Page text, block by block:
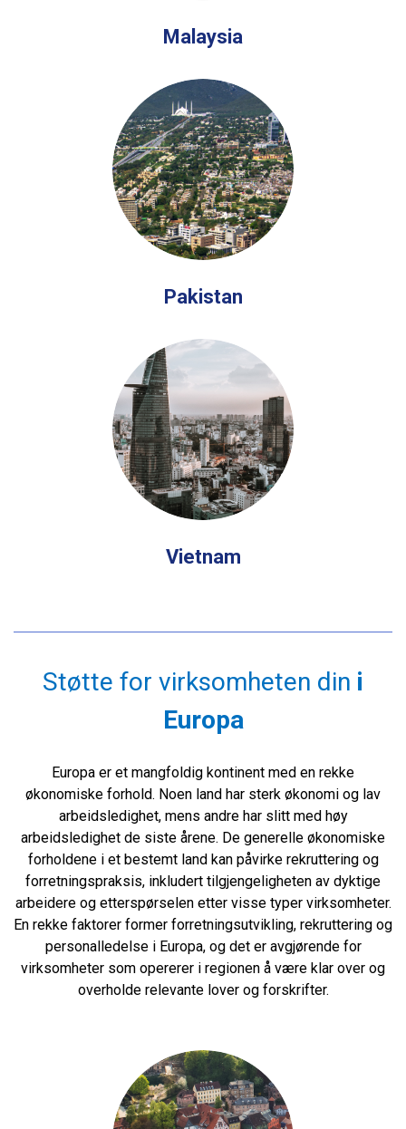
Malaysia
Pakistan
Vietnam
Støtte for virksomheten din i
Europa
Europa er et mangfoldig kontinent med en rekke
økonomiske forhold. Noen land har sterk økonomi og lav
arbeidsledighet, mens andre har slitt med høy
arbeidsledighet de siste årene. De generelle økonomiske
forholdene i et bestemt land kan påvirke rekruttering og
forretningspraksis, inkludert tilgjengeligheten av dyktige
arbeidere og etterspørselen etter visse typer virksomheter.
En rekke faktorer former forretningsutvikling, rekruttering og
personalledelse i Europa, og det er avgjørende for
virksomheter som opererer i regionen å være klar over og
overholde relevante lover og forskrifter.